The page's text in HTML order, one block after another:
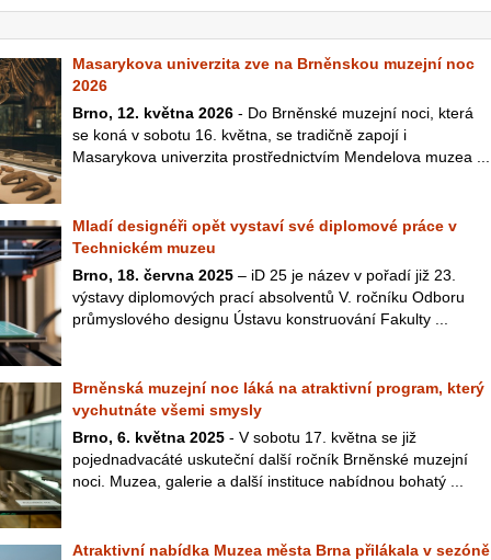
Masarykova univerzita zve na Brněnskou muzejní noc
2026
Brno, 12. května 2026 - Do Brněnské muzejní noci, která
se koná v sobotu 16. května, se tradičně zapojí i
Masarykova univerzita prostřednictvím Mendelova muzea ...
Mladí designéři opět vystaví své diplomové práce v
Technickém muzeu
Brno, 18. června 2025 – iD 25 je název v pořadí již 23.
výstavy diplomových prací absolventů V. ročníku Odboru
průmyslového designu Ústavu konstruování Fakulty ...
Brněnská muzejní noc láká na atraktivní program, který
vychutnáte všemi smysly
Brno, 6. května 2025 - V sobotu 17. května se již
pojednadvacáté uskuteční další ročník Brněnské muzejní
noci. Muzea, galerie a další instituce nabídnou bohatý ...
Atraktivní nabídka Muzea města Brna přilákala v sezóně